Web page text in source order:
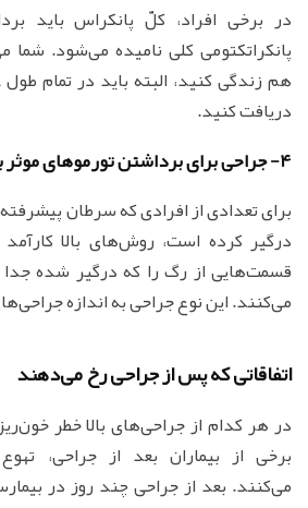
در برخی افراد، کلّ پانکراس باید
پانکراتکتومی کلی نامیده می‌شود. شما
هم زندگی کنید، البته باید در تمام
دریافت کنید.
4- جراحی برای برداشتن تورموهای موثر بر رگ‌های خونی مجاور
برای تعدادی از افرادی که سرطان
درگیر کرده است، روش‌های بالا
قسمت‌هایی از رگ را که درگیر شده جدا
می‌کنند. این نوع جراحی به اندازه
اتفاقاتی که پس از جراحی رخ می‌دهند
در هر کدام از جراحی‌های بالا خطر
برخی از بیماران بعد از جراحی،
می‌کنند. بعد از جراحی چند روز در